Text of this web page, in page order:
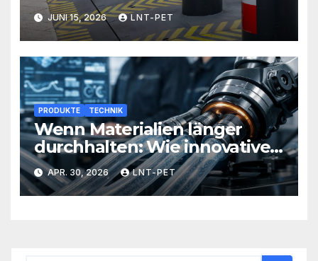
Sicherheit neu definiert
JUNI 15, 2026 LNT-PET
PRODUKTE TECHNIK
Wenn Materialien länger
durchhalten: Wie innovative
Werkstoffe Ihre Abläufe
revolutionieren
APR. 30, 2026 LNT-PET